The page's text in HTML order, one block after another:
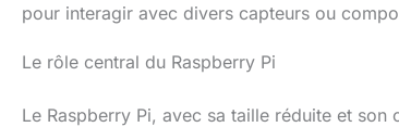
pour interagir avec divers capteurs ou
Le rôle central du Raspberry Pi
Le Raspberry Pi, avec sa taille réduite et